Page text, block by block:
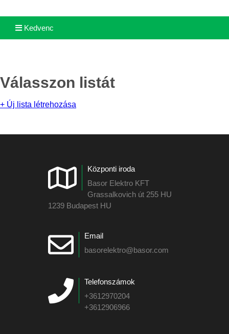
Kedvenc
Válasszon listát
+ Új lista létrehozása
Központi iroda
Basor Elektro KFT
Grassalkovich út 255 HU
1239 Budapest HU
Email
basorelektro@basor.com
Telefonszámok
+3612970204
+3612906966